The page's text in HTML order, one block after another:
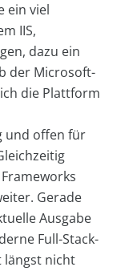
ein viel
IIS,
dazu ein
der Microsoft-
die Plattform
und offen für
Gerade
Ausgabe
Full-Stack-
längst nicht